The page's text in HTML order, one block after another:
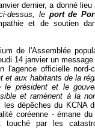
dernier, a donné
dessus, le port de
et de soutien
de l'Assemblée
14 janvier un
l'agence officielle nord-
et aux habitants de la
président et le
et ramènent à la
dépêches du KCNA
coréenne - émane
par les